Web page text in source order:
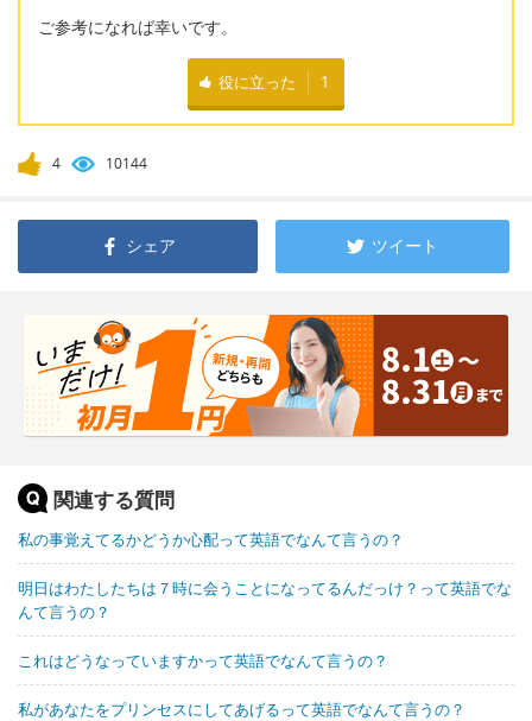
ご参考になれば幸いです。
役に立った 1
4 10144
シェア ツイート
関連する質問
私の事覚えてるかどうか心配って英語でなんて言うの？
明日はわたしたちは７時に会うことになってるんだっけ？って英語でな
んて言うの？
これはどうなっていますかって英語でなんて言うの？
私があなたをプリンセスにしてあげるって英語でなんて言うの？